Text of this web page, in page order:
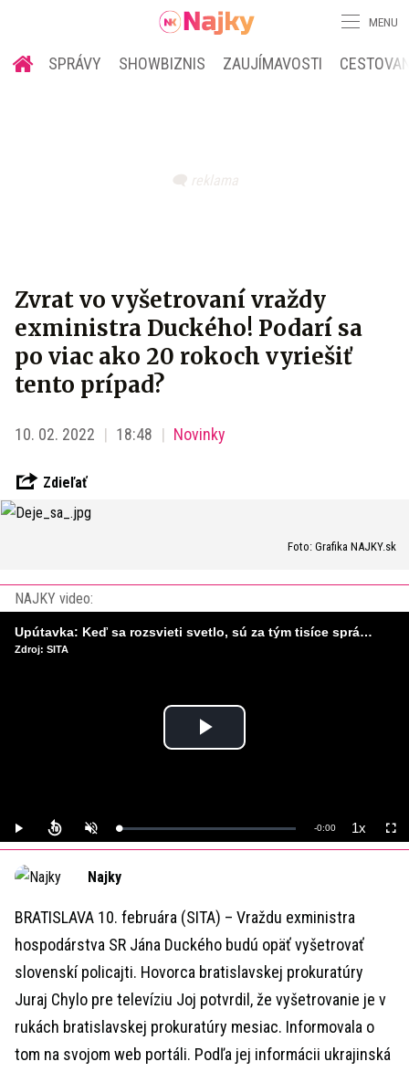
MENU
SPRÁVY SHOWBIZNIS ZAUJÍMAVOSTI
Zvrat vo vyšetrovaní vraždy
exministra Duckého! Podarí sa
po viac ako 20 rokoch vyriešiť
tento prípad?
10. 02. 2022 18:48 Novinky
Zdieľať
Foto: Grafika NAJKY.sk
NAJKY video:
Play
Play UnmuteLoaded:
0%
Remaining
-0:00 1xPlayback
Rate
Upútavka: Keď sa rozsvieti svetlo, sú za tým tisíce správnych rozhodnutí. Ako vzniká infraštruktúra, ktorú nevnímame?
Zdroj: SITA
Najky
BRATISLAVA 10. februára (SITA) – Vraždu exministra
hospodárstva SR Jána Duckého budú opäť vyšetrovať
slovenskí policajti. Hovorca bratislavskej prokuratúry
Juraj Chylo pre televíziu Joj potvrdil, že vyšetrovanie je v
rukách bratislavskej prokuratúry mesiac. Informovala o
tom na svojom web portáli. Podľa jej informácii ukrajinská